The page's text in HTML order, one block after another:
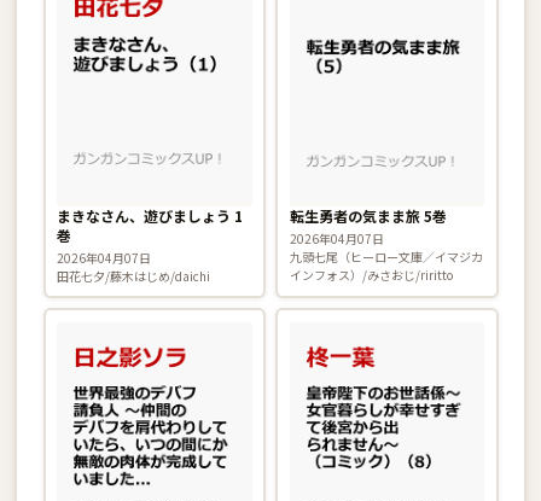
まきなさん、遊びましょう 1
巻
2026年04月07日
田花七夕/藤木はじめ/daichi
転生勇者の気まま旅 5巻
2026年04月07日
九頭七尾（ヒーロー文庫／イマジカ
インフォス）/みさおじ/riritto